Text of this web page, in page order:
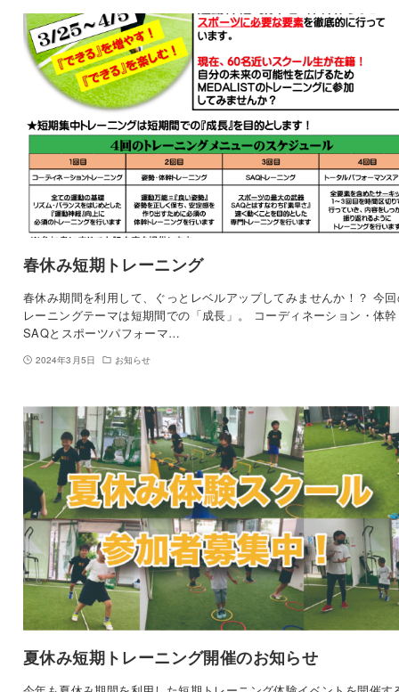
春休み短期トレーニング
春休み期間を利用して、ぐっとレベルアップしてみませんか！？ 今
レーニングテーマは短期間での「成長」。 コーディネーション・体
SAQとスポーツパフォーマ…
2024年3月5日 お知らせ
夏休み短期トレーニング開催のお知らせ